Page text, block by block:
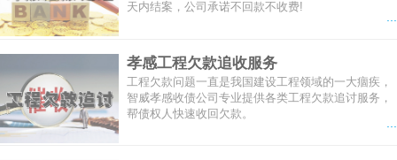
天内结案，公司承诺不回款不收费!
孝感工程欠款追收服务
工程欠款问题一直是我国建设工程领域的一大痼疾，
智威孝感收债公司专业提供各类工程欠款追讨服务，
帮债权人快速收回欠款。